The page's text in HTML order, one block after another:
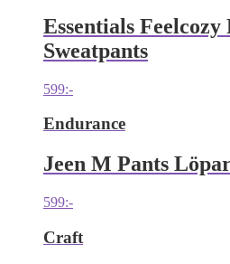
Essentials Feelcozy
Sweatpants
599:-
Endurance
Jeen M Pants
599:-
Craft